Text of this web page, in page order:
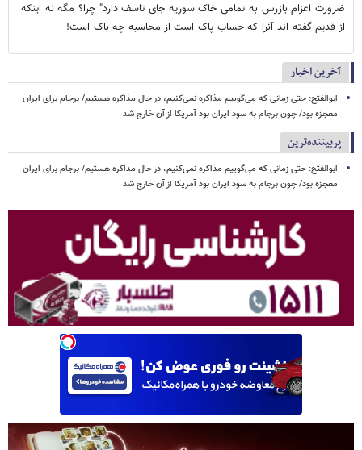
ضرورت اعزام بازرس به تمامی خاک سوریه جای تاسف دارد" چرا؟ مگه نه اینکه
از قدیم گفته اند آنرا که حساب پاک است از محاسبه چه باک است!
آخرین اخبار
ابوالفتح: حتی زمانی که می‌گوییم مذاکره نمی‌کنیم، در حال مذاکره هستیم/ برجام برای ایران
معجزه بود/ چون برجام به سود ایران بود آمریکا از آن خارج شد
پربیننده‌ترین
ابوالفتح: حتی زمانی که می‌گوییم مذاکره نمی‌کنیم، در حال مذاکره هستیم/ برجام برای ایران
معجزه بود/ چون برجام به سود ایران بود آمریکا از آن خارج شد